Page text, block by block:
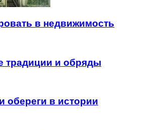
в недвижимость
традиции и обряды
обереги в истории